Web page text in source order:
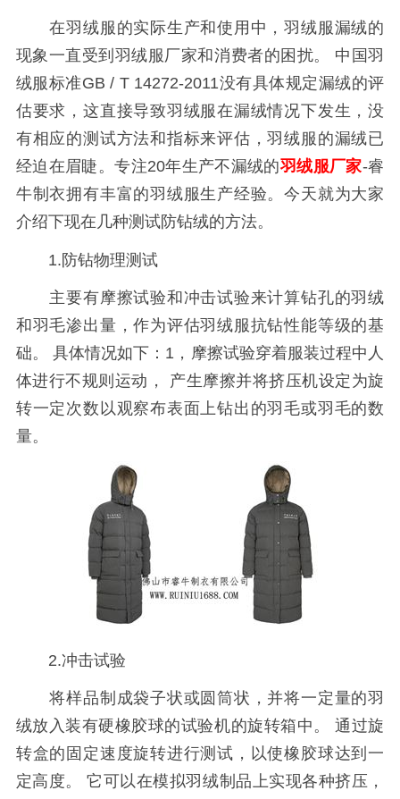
在羽绒服的实际生产和使用中，羽绒服漏绒的
现象一直受到羽绒服厂家和消费者的困扰。 中国羽
绒服标准GB / T 14272-2011没有具体规定漏绒的评
估要求，这直接导致羽绒服在漏绒情况下发生，没
有相应的测试方法和指标来评估，羽绒服的漏绒已
经迫在眉睫。专注20年生产不漏绒的羽绒服厂家-睿
牛制衣拥有丰富的羽绒服生产经验。今天就为大家
介绍下现在几种测试防钻绒的方法。
1.防钻物理测试
主要有摩擦试验和冲击试验来计算钻孔的羽绒
和羽毛渗出量，作为评估羽绒服抗钻性能等级的基
础。 具体情况如下：1，摩擦试验穿着服装过程中人
体进行不规则运动， 产生摩擦并将挤压机设定为旋
转一定次数以观察布表面上钻出的羽毛或羽毛的数
量。
2.冲击试验
将样品制成袋子状或圆筒状，并将一定量的羽
绒放入装有硬橡胶球的试验机的旋转箱中。 通过旋
转盒的固定速度旋转进行测试，以使橡胶球达到一
定高度。 它可以在模拟羽绒制品上实现各种挤压，